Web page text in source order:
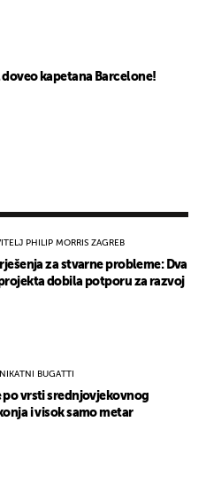
doveo kapetana Barcelone!
PHILIP MORRIS ZAGREB
za stvarne probleme: Dva
dobila potporu za razvoj
BUGATTI
po vrsti srednjovjekovnog
i visok samo metar